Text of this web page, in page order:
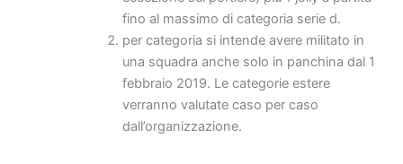
fino al massimo di categoria serie d.
per categoria si intende avere militato in
una squadra anche solo in panchina dal 1
febbraio 2019. Le categorie estere
verranno valutate caso per caso
dall’organizzazione.